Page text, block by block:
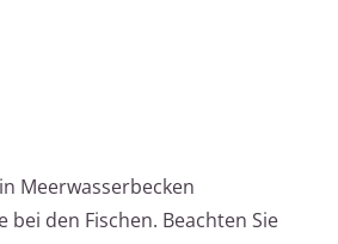
Meerwasserbecken
den Fischen. Beachten Sie